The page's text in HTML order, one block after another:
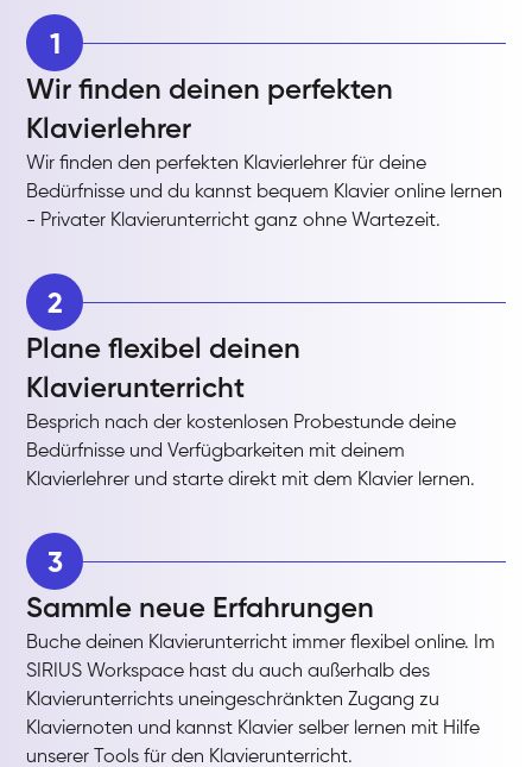
1
Wir finden deinen perfekten
Klavierlehrer
Wir finden den perfekten Klavierlehrer für deine
Bedürfnisse und du kannst bequem Klavier online lernen
- Privater Klavierunterricht ganz ohne Wartezeit.
2
Plane flexibel deinen
Klavierunterricht
Besprich nach der kostenlosen Probestunde deine
Bedürfnisse und Verfügbarkeiten mit deinem
Klavierlehrer und starte direkt mit dem Klavier lernen.
3
Sammle neue Erfahrungen
Buche deinen Klavierunterricht immer flexibel online. Im
SIRIUS Workspace hast du auch außerhalb des
Klavierunterrichts uneingeschränkten Zugang zu
Klaviernoten und kannst Klavier selber lernen mit Hilfe
unserer Tools für den Klavierunterricht.